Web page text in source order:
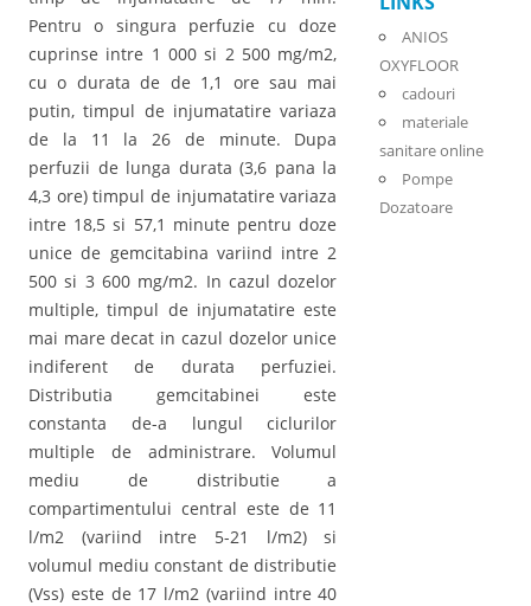
Pentru o singura perfuzie cu doze
cuprinse intre 1 000 si 2 500 mg/m2,
cu o durata de de 1,1 ore sau mai
putin, timpul de injumatatire variaza
de la 11 la 26 de minute. Dupa
perfuzii de lunga durata (3,6 pana la
4,3 ore) timpul de injumatatire variaza
intre 18,5 si 57,1 minute pentru doze
unice de gemcitabina variind intre 2
500 si 3 600 mg/m2. In cazul dozelor
multiple, timpul de injumatatire este
mai mare decat in cazul dozelor unice
indiferent de durata perfuziei.
Distributia gemcitabinei este
constanta de-a lungul ciclurilor
multiple de administrare. Volumul
mediu de distributie a
compartimentului central este de 11
l/m2 (variind intre 5-21 l/m2) si
volumul mediu constant de distributie
(Vss) este de 17 l/m2 (variind intre 40
ANIOS
OXYFLOOR
cadouri
materiale
sanitare online
Pompe
Dozatoare